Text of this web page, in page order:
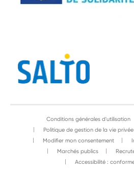
Conditions générales d'utilisation
Politique de gestion de la vie privée
Modifier mon consentement
Marchés publics
Accessibilité :